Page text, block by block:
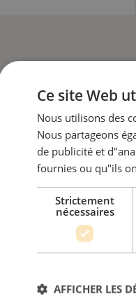
Ce site Web
Nous utilisons des
Nous partageons
de publicité et
fournies ou qu"ils
Strictement
nécessaires
AFFICHER LES